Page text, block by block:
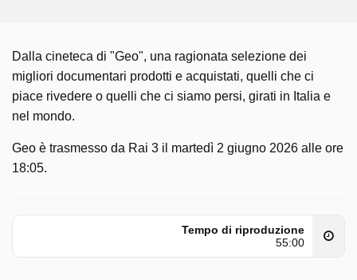
Dalla cineteca di "Geo", una ragionata selezione dei
migliori documentari prodotti e acquistati, quelli che ci
piace rivedere o quelli che ci siamo persi, girati in Italia e
nel mondo.
Geo è trasmesso da Rai 3 il martedì 2 giugno 2026 alle ore
18:05.
Tempo di riproduzione
55:00